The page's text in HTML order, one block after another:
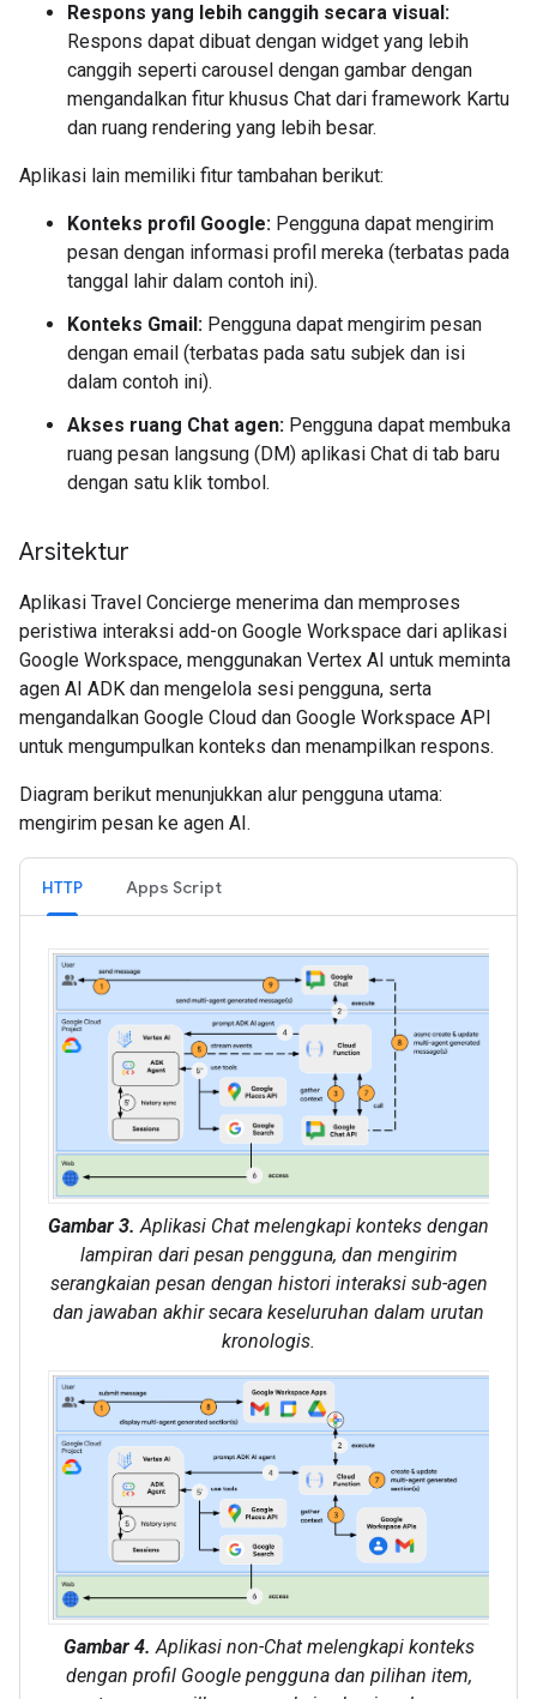
Respons yang lebih canggih secara visual:
Respons dapat dibuat dengan widget yang lebih
canggih seperti carousel dengan gambar dengan
mengandalkan fitur khusus Chat dari framework Kartu
dan ruang rendering yang lebih besar.
Aplikasi lain memiliki fitur tambahan berikut:
Konteks profil Google: Pengguna dapat mengirim
pesan dengan informasi profil mereka (terbatas pada
tanggal lahir dalam contoh ini).
Konteks Gmail: Pengguna dapat mengirim pesan
dengan email (terbatas pada satu subjek dan isi
dalam contoh ini).
Akses ruang Chat agen: Pengguna dapat membuka
ruang pesan langsung (DM) aplikasi Chat di tab baru
dengan satu klik tombol.
Arsitektur
Aplikasi Travel Concierge menerima dan memproses
peristiwa interaksi add-on Google Workspace dari aplikasi
Google Workspace, menggunakan Vertex AI untuk meminta
agen AI ADK dan mengelola sesi pengguna, serta
mengandalkan Google Cloud dan Google Workspace API
untuk mengumpulkan konteks dan menampilkan respons.
Diagram berikut menunjukkan alur pengguna utama:
mengirim pesan ke agen AI.
HTTP Apps Script
Gambar 3. Aplikasi Chat melengkapi konteks dengan
lampiran dari pesan pengguna, dan mengirim
serangkaian pesan dengan histori interaksi sub-agen
dan jawaban akhir secara keseluruhan dalam urutan
kronologis.
Gambar 4. Aplikasi non-Chat melengkapi konteks
dengan profil Google pengguna dan pilihan item,